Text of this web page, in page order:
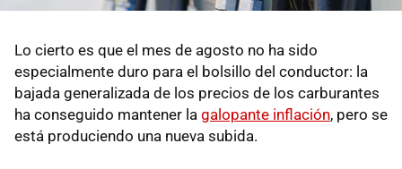
Lo cierto es que el mes de agosto no ha sido
especialmente duro para el bolsillo del conductor: la
bajada generalizada de los precios de los carburantes
ha conseguido mantener la galopante inflación, pero se
está produciendo una nueva subida.